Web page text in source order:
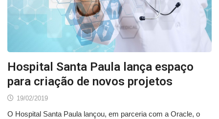
Hospital Santa Paula lança espaço
para criação de novos projetos
19/02/2019
O Hospital Santa Paula lançou, em parceria com a Oracle, o